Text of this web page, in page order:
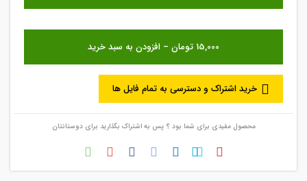
خرید اشتراک و دسترسی به تمام فایل ها
محصول مفیدی برای شما بود ؟ پس به اشتراک بگذارید برای دوستانتان